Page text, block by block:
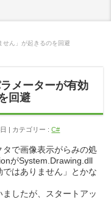
ん」が起きるのを回避
メーターが有効
回避
カテゴリー :C#
で画像表示がらみの処
がSystem.Drawing.dll
はありません」とかな
したが、スタートアッ